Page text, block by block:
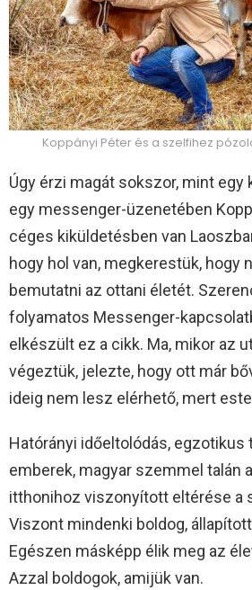
Koppányi Péter és a szelfihez
Úgy érzi magát sokszor, mint egy
egy messenger-üzenetében
céges kiküldetésben van
hogy hol van, megkerestük, hogy
bemutatni az ottani életét.
folyamatos Messenger-
elkészült ez a cikk. Ma, mikor az
végeztük, jelezte, hogy ott már
ideig nem lesz elérhető, mert
Hatórányi időeltolódás, egzotikus
emberek, magyar szemmel talán
itthonihoz viszonyított eltérése a
Viszont mindenki boldog,
Egészen másképp élik meg az
Azzal boldogok, amijük van.